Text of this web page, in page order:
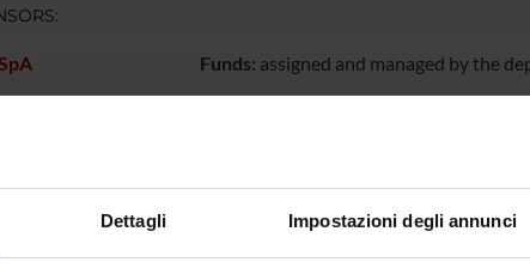
Dettagli Impostazioni degli annunci
Funds: assigned and managed by the
Minelli